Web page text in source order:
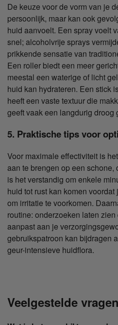
De keuze voor de vorm van je
persoonlijk, maar kan ook
huid aanvoelt. Een spray voelt
snel; alcoholvrije sprays
prikkende sensatie van
Een roller biedt een meer
meestal een waterige of licht
huid kan hydrateren. Een stick
heeft een vaste textuur die
geeft vaak een langdurig droog
5. Praktische tips voor
Voor maximale effectiviteit is
aan te brengen op een schone,
is het verstandig om enkele
huid tot rust kan komen
om irritatie te voorkomen.
routine: onderzoeken laten
aanpast aan je
gebruikspatroon kan bijdragen
geur-intensieve huidflora.
Veelgestelde vragen